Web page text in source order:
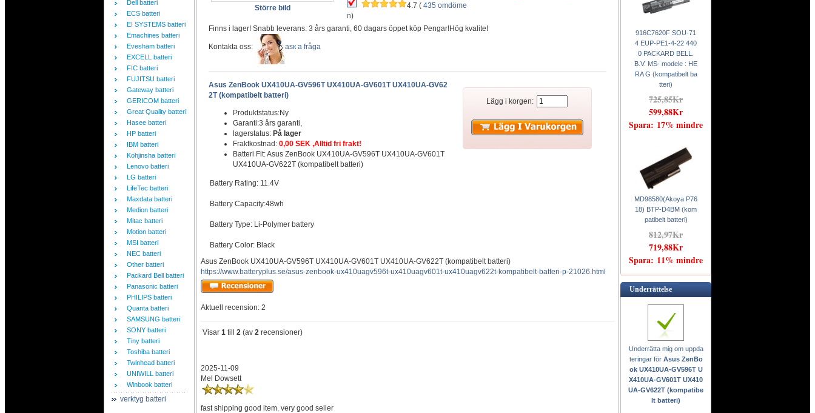
Dell batteri
ECS batteri
EI SYSTEMS batteri
Emachines batteri
Evesham batteri
EXCELL batteri
FIC batteri
FUJITSU batteri
Gateway batteri
GERICOM batteri
Great Quality batteri
Hasee batteri
HP batteri
IBM batteri
Kohjinsha batteri
Lenovo batteri
LG batteri
LifeTec batteri
Maxdata batteri
Medion batteri
Mitac batteri
Motion batteri
MSI batteri
NEC batteri
Other batteri
Packard Bell batteri
Panasonic batteri
PHILIPS batteri
Quanta batteri
SAMSUNG batteri
SONY batteri
Tiny batteri
Toshiba batteri
Twinhead batteri
UNIWILL batteri
Winbook batteri
verktyg batteri
Större bild
4.7 ( 435 omdöme
n)
Finns i lager! Snabb leverans. 3 års garanti, 60 dagars öppet köp Pengar!Hög kvalite!
Kontakta oss: аsк а fråga
Lägg i korgen:
Asus ZenBook UX410UA-GV596T UX410UA-GV601T UX410UA-GV62
2T (kompatibelt batteri)
Produktstatus:Ny
Garanti:3 års garanti,
lagerstatus: På lager
Fraktkostnad: 0,00 SEK ,Alltid fri frakt!
Batteri Fit: Asus ZenBook UX410UA-GV596T UX410UA-GV601T
UX410UA-GV622T (kompatibelt batteri)
Battery Rating: 11.4V
Battery Capacity:48wh
Battery Type: Li-Polymer battery
Battery Color: Black
Asus ZenBook UX410UA-GV596T UX410UA-GV601T UX410UA-GV622T (kompatibelt batteri)
https://www.batteryplus.se/asus-zenbook-ux410uagv596t-ux410uagv601t-ux410uagv622t-kompatibelt-batteri-p-21026.html
Aktuell recension: 2
Visar 1 till 2 (av 2 recensioner)
2025-11-09
Mel Dowsett
fast shipping good item. very good seller
916C7620F SOU-71
4 EUP-PE1-4-22 440
0 PACKARD BELL.
B.V. MS- modele : HE
RA G (kompatibelt ba
tteri)
725,85Kr
599,88Kr
Spara: 17% mindre
MD98580(Akoya P76
18) BTP-D4BM (kom
patibelt batteri)
812,97Kr
719,88Kr
Spara: 11% mindre
Underrättelse
Underrätta mig om uppda
teringar för Asus ZenBo
ok UX410UA-GV596T U
X410UA-GV601T UX410
UA-GV622T (kompatibe
lt batteri)